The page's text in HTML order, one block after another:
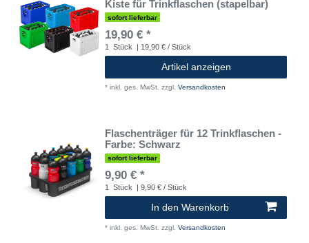
Kiste für Trinkflaschen (stapelbar)
sofort lieferbar
19,90 € *
1 Stück | 19,90 € / Stück
Artikel anzeigen
* inkl. ges. MwSt. zzgl. Versandkosten
Flaschenträger für 12 Trinkflaschen -
Farbe: Schwarz
sofort lieferbar
9,90 € *
1 Stück | 9,90 € / Stück
In den Warenkorb
* inkl. ges. MwSt. zzgl. Versandkosten